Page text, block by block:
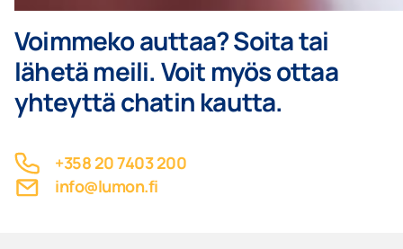
Voimmeko auttaa? Soita tai
lähetä meili. Voit myös ottaa
yhteyttä chatin kautta.
+358 20 7403 200
info@lumon.fi